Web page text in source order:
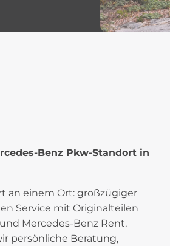
Benz Pkw-Standort in
an einem Ort: großzügiger
Service mit Originalteilen
Mercedes-Benz Rent,
persönliche Beratung,